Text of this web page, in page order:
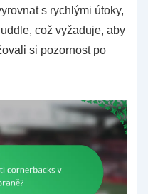
s rychlými útoky,
což vyžaduje, aby
si pozornost po